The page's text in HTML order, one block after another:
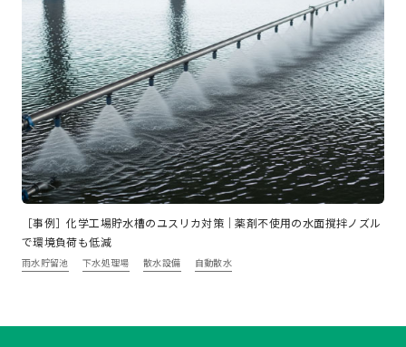
［事例］化学工場貯水槽のユスリカ対策｜薬剤不使用の水面撹拌ノズル
で環境負荷も低減
雨水貯留池 下水処理場 散水設備 自動散水